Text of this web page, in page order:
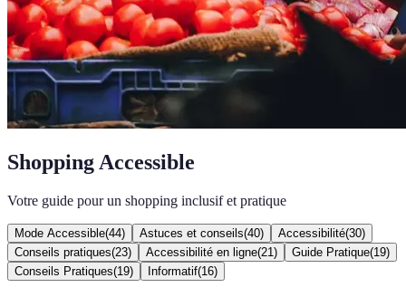
Shopping Accessible
Votre guide pour un shopping inclusif et pratique
Mode Accessible(44) Astuces et conseils(40) Accessibilité(30)
Conseils pratiques(23) Accessibilité en ligne(21 ) Guide Pratique(19)
Conseils Pratiques(19) Informatif(16)